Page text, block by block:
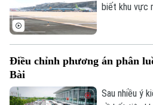
Thời trang
Âm nhạc
biết khu vực
khiến nhiều
Điều chỉnh phương án phân
Bài
Sau nhiều ý